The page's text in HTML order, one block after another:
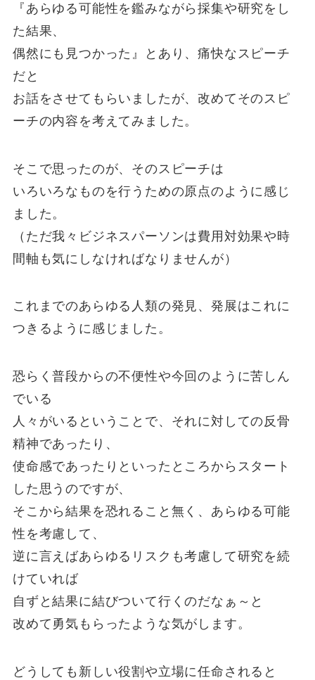
『あらゆる可能性を鑑みながら採集や研究をし
た結果、
偶然にも見つかった』とあり、痛快なスピーチ
だと
お話をさせてもらいましたが、改めてそのスピ
ーチの内容を考えてみました。
そこで思ったのが、そのスピーチは
いろいろなものを行うための原点のように感じ
ました。
（ただ我々ビジネスパーソンは費用対効果や時
間軸も気にしなければなりませんが）
これまでのあらゆる人類の発見、発展はこれに
つきるように感じました。
恐らく普段からの不便性や今回のように苦しん
でいる
人々がいるということで、それに対しての反骨
精神であったり、
使命感であったりといったところからスタート
した思うのですが、
そこから結果を恐れること無く、あらゆる可能
性を考慮して、
逆に言えばあらゆるリスクも考慮して研究を続
けていれば
自ずと結果に結びついて行くのだなぁ～と
改めて勇気もらったような気がします。
どうしても新しい役割や立場に任命されると